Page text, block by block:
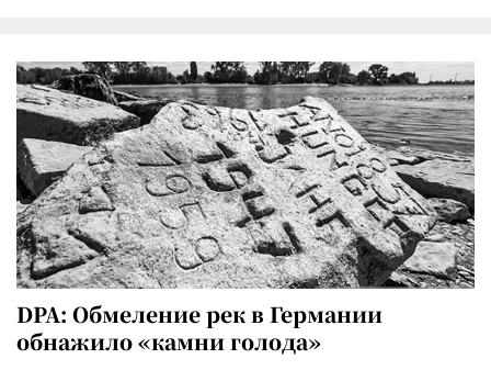
DPA: Обмеление рек в Германии
обнажило «камни голода»